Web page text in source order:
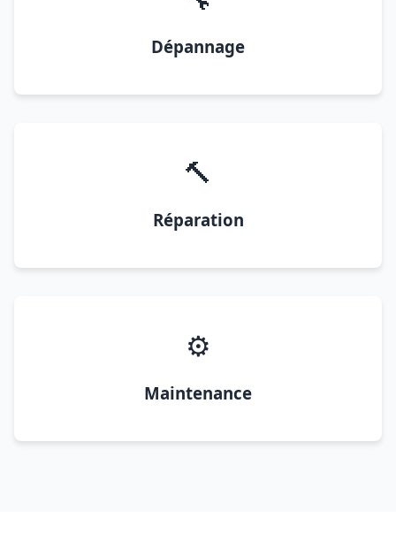
Dépannage
🔨
Réparation
⚙️
Maintenance